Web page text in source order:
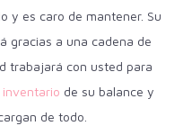
y es caro de mantener. Su
gracias a una cadena de
trabajará con usted para
de su balance y
de todo.